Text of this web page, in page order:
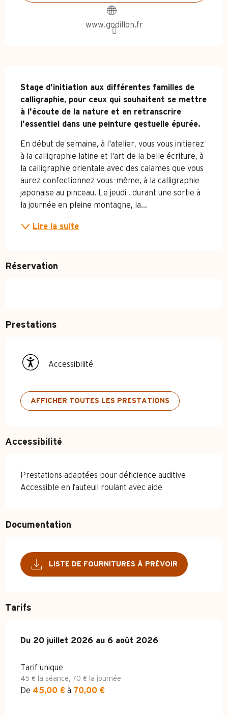
www.godillon.fr
Description
Stage d'initiation aux différentes familles de
calligraphie, pour ceux qui souhaitent se mettre
à l'écoute de la nature et en retranscrire
l'essentiel dans une peinture gestuelle épurée.
En début de semaine, à l'atelier, vous vous initierez
à la calligraphie latine et l'art de la belle écriture, à
la calligraphie orientale avec des calames que vous
aurez confectionnez vous-même, à la calligraphie
japonaise au pinceau. Le jeudi , durant une sortie à
la journée en pleine montagne, la...
Lire la suite
Réservation
Prestations
Accessibilité
AFFICHER TOUTES LES PRESTATIONS
Accessibilité
Prestations adaptées pour déficience auditive
Accessible en fauteuil roulant avec aide
Documentation
LISTE DE FOURNITURES À PRÉVOIR
Tarifs
Du 20 juillet 2026 au 6 août 2026
Du 20 juillet 2026 au 6 août 2026
Tarif unique
45 € la séance, 70 € la journée
De 45,00 € à 70,00 €